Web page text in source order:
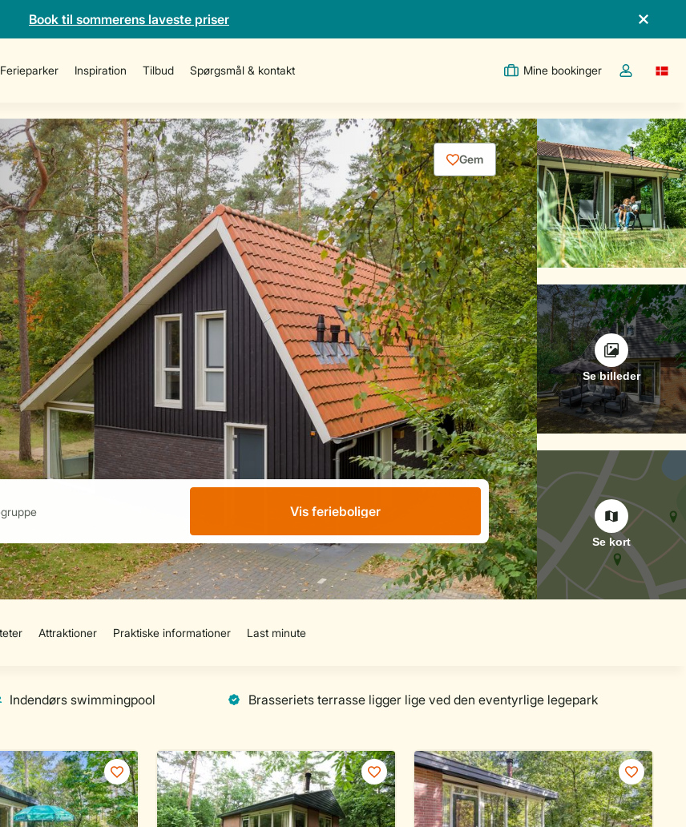
Book til sommerens laveste priser
Ferieparker Inspiration Tilbud Spørgsmål & kontakt Mine bookinger
Toggle the
Vis ferieboliger